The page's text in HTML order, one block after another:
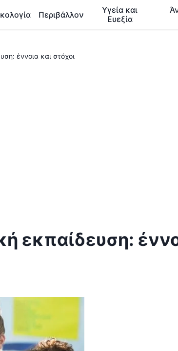
Περιβάλλον
Υγεία και
Ευεξία
έννοια και στόχοι
εκπαίδευση: